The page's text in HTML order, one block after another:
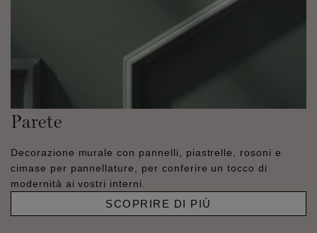
Parete
Decorazione murale con pannelli, piastrelle, rosoni e
cimase per pannellature, per conferire un tocco di
modernità ai vostri interni.
SCOPRIRE DI PIÙ